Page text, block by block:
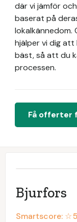
där vi jämför
baserat på
lokalkännedom.
hjälper vi dig att
bäst, så att du
processen.
Få offerter
Bjurfors
Smartscore: ☆